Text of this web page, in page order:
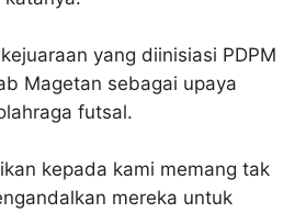
yang diinisiasi PDPM
Magetan sebagai upaya
futsal.
kepada kami memang tak
mereka untuk